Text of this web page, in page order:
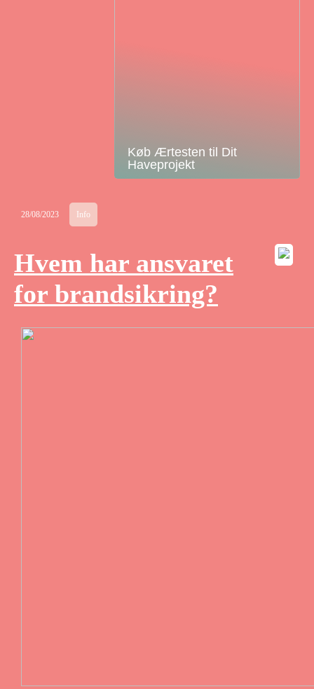
Køb Ærtesten til Dit
Haveprojekt
28/08/2023 Info
Hvem har ansvaret
for brandsikring?